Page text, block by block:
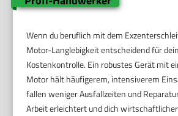
Wenn du beruflich mit dem
Motor-Langlebigkeit entscheidend für
Kostenkontrolle. Ein robustes Gerät mit
Motor hält häufigerem, intensiverem
fallen weniger Ausfallzeiten und
Arbeit erleichtert und dich